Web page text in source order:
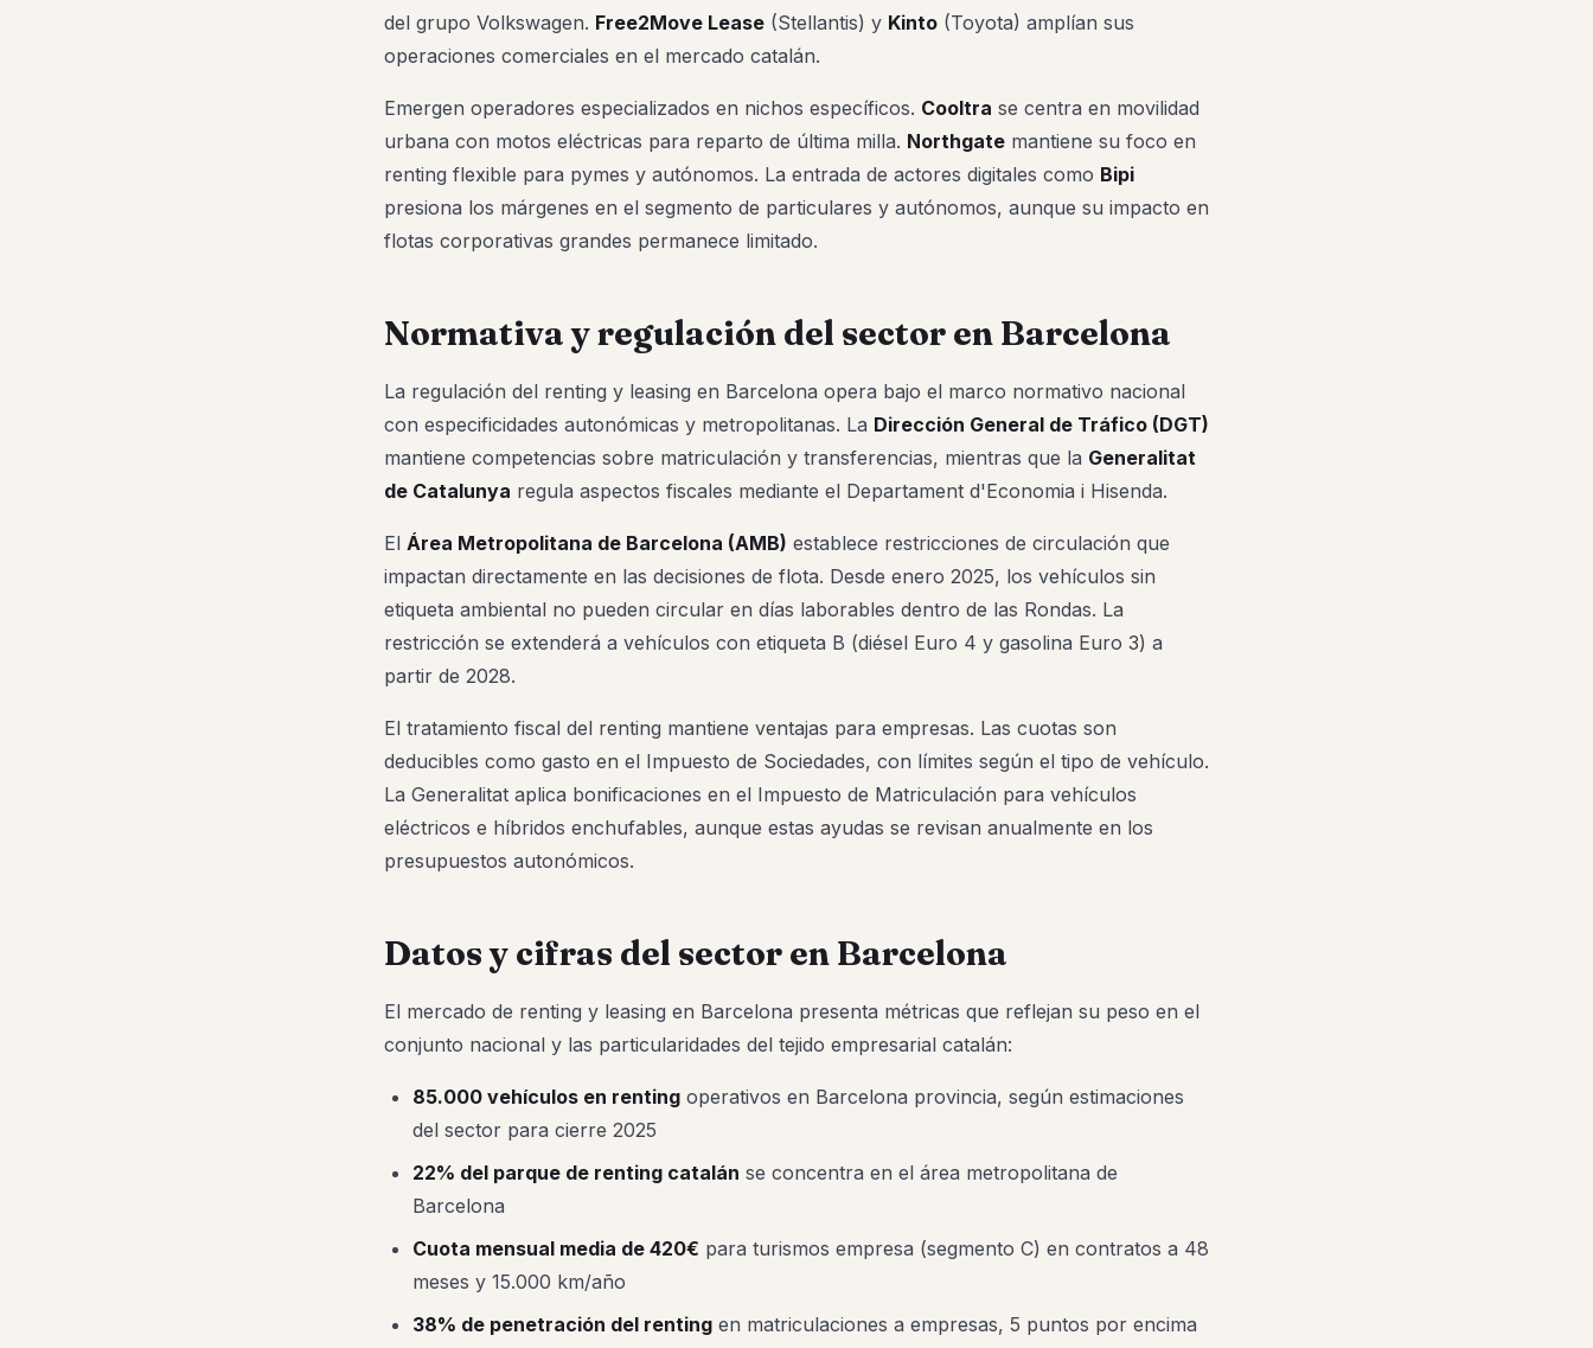
del grupo Volkswagen. Free2Move Lease (Stellantis) y Kinto (Toyota) amplían sus
operaciones comerciales en el mercado catalán.
Emergen operadores especializados en nichos específicos. Cooltra se centra en movilidad
urbana con motos eléctricas para reparto de última milla. Northgate mantiene su foco en
renting flexible para pymes y autónomos. La entrada de actores digitales como Bipi
presiona los márgenes en el segmento de particulares y autónomos, aunque su impacto en
flotas corporativas grandes permanece limitado.
Normativa y regulación del sector en Barcelona
La regulación del renting y leasing en Barcelona opera bajo el marco normativo nacional
con especificidades autonómicas y metropolitanas. La Dirección General de Tráfico (DGT)
mantiene competencias sobre matriculación y transferencias, mientras que la Generalitat
de Catalunya regula aspectos fiscales mediante el Departament d'Economia i Hisenda.
El Área Metropolitana de Barcelona (AMB) establece restricciones de circulación que
impactan directamente en las decisiones de flota. Desde enero 2025, los vehículos sin
etiqueta ambiental no pueden circular en días laborables dentro de las Rondas. La
restricción se extenderá a vehículos con etiqueta B (diésel Euro 4 y gasolina Euro 3) a
partir de 2028.
El tratamiento fiscal del renting mantiene ventajas para empresas. Las cuotas son
deducibles como gasto en el Impuesto de Sociedades, con límites según el tipo de vehículo.
La Generalitat aplica bonificaciones en el Impuesto de Matriculación para vehículos
eléctricos e híbridos enchufables, aunque estas ayudas se revisan anualmente en los
presupuestos autonómicos.
Datos y cifras del sector en Barcelona
El mercado de renting y leasing en Barcelona presenta métricas que reflejan su peso en el
conjunto nacional y las particularidades del tejido empresarial catalán:
85.000 vehículos en renting operativos en Barcelona provincia, según estimaciones
del sector para cierre 2025
22% del parque de renting catalán se concentra en el área metropolitana de
Barcelona
Cuota mensual media de 420€ para turismos empresa (segmento C) en contratos a 48
meses y 15.000 km/año
38% de penetración del renting en matriculaciones a empresas, 5 puntos por encima